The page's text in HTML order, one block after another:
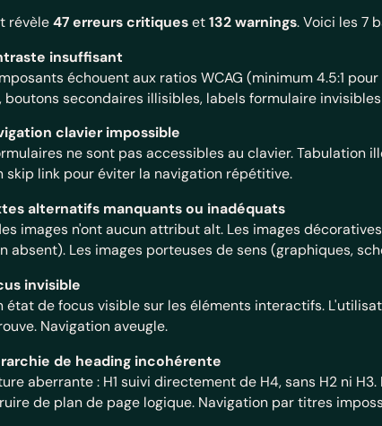
révèle47 erreurs critiqueset132 warnings. Voici les 7
insuffisant
échouent aux ratios WCAG (minimum 4.5:1
boutons secondaires illisibles, labels formulaire
clavier impossible
ne sont pas accessibles au clavier. Tabulation
skip link pour éviter la navigation répétitive.
alternatifs manquants ou inadéquats
images n'ont aucun attribut alt. Les images
absent). Les images porteuses de sens (graphiques,
invisible
état de focus visible sur les éléments interactifs.
Navigation aveugle.
de heading incohérente
aberrante : H1 suivi directement de H4, sans H2 ni
de plan de page logique. Navigation par titres